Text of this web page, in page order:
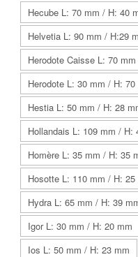
Hecube L: 70 mm / H: 40
Helvetia L: 90 mm / H:29
Herodote Caisse L: 70
Herodote L: 30 mm / H: 70
Hestia L: 50 mm / H: 28
Hollandais L: 109 mm / H:
Homère L: 35 mm / H: 35
Hosotte L: 110 mm / H: 25
Hydra L: 65 mm / H: 39
Igor L: 30 mm / H: 20 mm
Ios L: 50 mm / H: 23 mm